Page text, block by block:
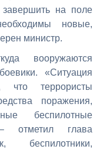
завершить на поле
новые,
министр.
вооружаются
«Ситуация
террористы
поражения,
беспилотные
отметил глава